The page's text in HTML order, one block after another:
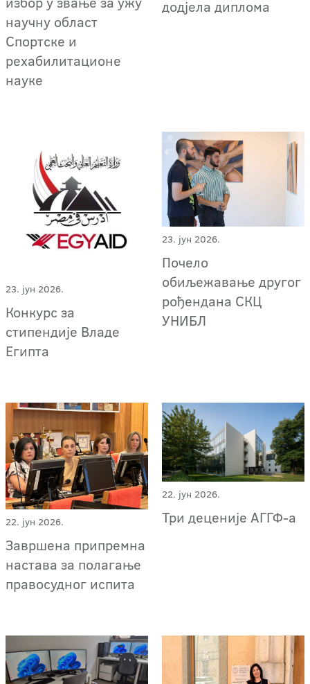
научну област
Спортске и
рехабилитационе
науке
додјела диплома
23. јун 2026.
Конкурс за
стипендије Владе
Египта
23. јун 2026.
Почело
обиљежавање другог
рођендана СКЦ
УНИБЛ
22. јун 2026.
Завршена припремна
настава за полагање
правосудног испита
22. јун 2026.
Три деценије АГГФ-a